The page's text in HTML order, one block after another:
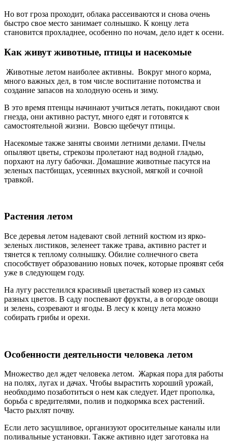
Но вот гроза проходит, облака рассеиваются и снова очень
быстро свое место занимает солнышко. К концу лета
становится прохладнее, особенно по ночам, дело идет к осени.
Как живут животные, птицы и насекомые
Животные летом наиболее активны. Вокруг много корма,
много важных дел, в том числе воспитание потомства и
создание запасов на холодную осень и зиму.
В это время птенцы начинают учиться летать, покидают свои
гнезда, они активно растут, много едят и готовятся к
самостоятельной жизни. Вовсю щебечут птицы.
Насекомые также заняты своими летними делами. Пчелы
опыляют цветы, стрекозы пролетают над водной гладью,
порхают на лугу бабочки. Домашние животные пасутся на
зеленых пастбищах, усеянных вкусной, мягкой и сочной
травкой.
Растения летом
Все деревья летом надевают свой летний костюм из ярко-
зеленых листиков, зеленеет также трава, активно растет и
тянется к теплому солнышку. Обилие солнечного света
способствует образованию новых почек, которые проявят себя
уже в следующем году.
На лугу расстелился красивый цветастый ковер из самых
разных цветов. В саду поспевают фрукты, а в огороде овощи
и зелень, созревают и ягоды. В лесу к концу лета можно
собирать грибы и орехи.
Особенности деятельности человека летом
Множество дел ждет человека летом. Жаркая пора для работы
на полях, лугах и дачах. Чтобы вырастить хороший урожай,
необходимо позаботиться о нем как следует. Идет прополка,
борьба с вредителями, полив и подкормка всех растений.
Часто рыхлят почву.
Если лето засушливое, организуют оросительные каналы или
поливальные установки. Также активно идет заготовка на